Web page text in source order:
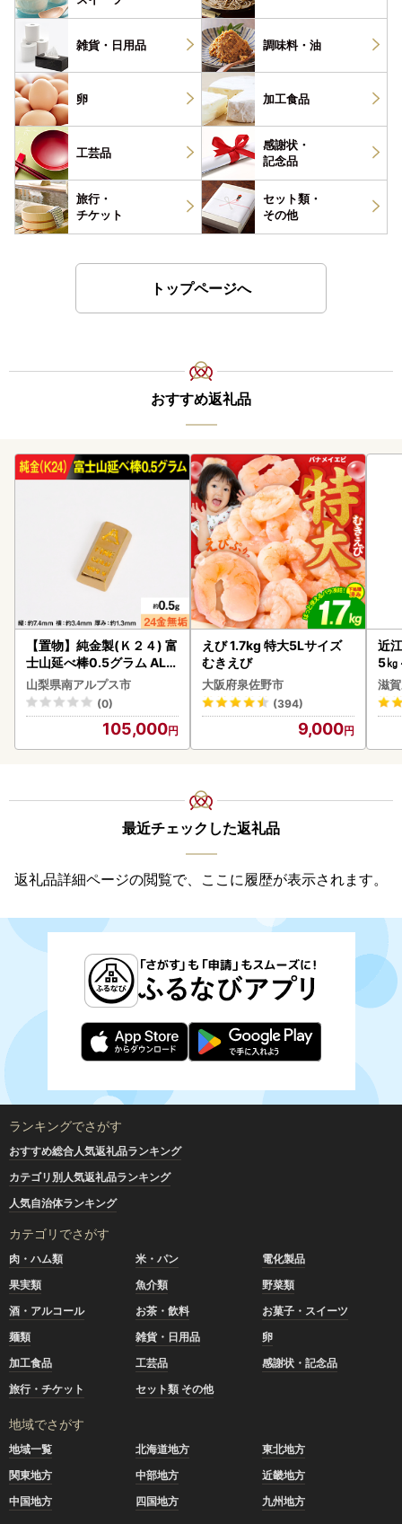
雑貨・ 日用品 調味料・ 油
卵 加工食品
工芸品
感謝状・
記念品
旅行・
チケット
セット類・
その他
トップページへ
おすすめ返礼品
【置物】純金製(Ｋ２４) 富
士山延べ棒0.5グラム ALP
BK181
山梨県南アルプス市
(0)
105,000
えび 1.7kg 特大5Lサイズ
むきえび
大阪府泉佐野市
(394)
9,000
近
5㎏
菜
滋
最近チェックした返礼品
返礼品詳細ページの閲覧で、ここに履歴が表示されます。
ランキングでさがす
おすすめ総合人気返礼品ランキング
カテゴリ別人気返礼品ランキング
人気自治体ランキング
カテゴリでさがす
肉・ハム類 米・パン
電化製品
果実類
魚介類
野菜類
酒・アルコール
お茶・飲料
お菓子・スイーツ
麺類
雑貨・日用品
卵
加工食品
工芸品
感謝状・記念品
旅行・チケット
セット類 その他
地域でさがす
地域一覧 北海道地方
東北地方
関東地方
中部地方
近畿地方
中国地方
四国地方 九州地方